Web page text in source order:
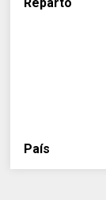
País